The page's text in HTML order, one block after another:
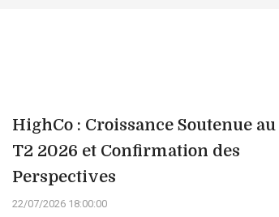
HighCo : Croissance Soutenue au
T2 2026 et Confirmation des
Perspectives
22/07/2026 18:00:00